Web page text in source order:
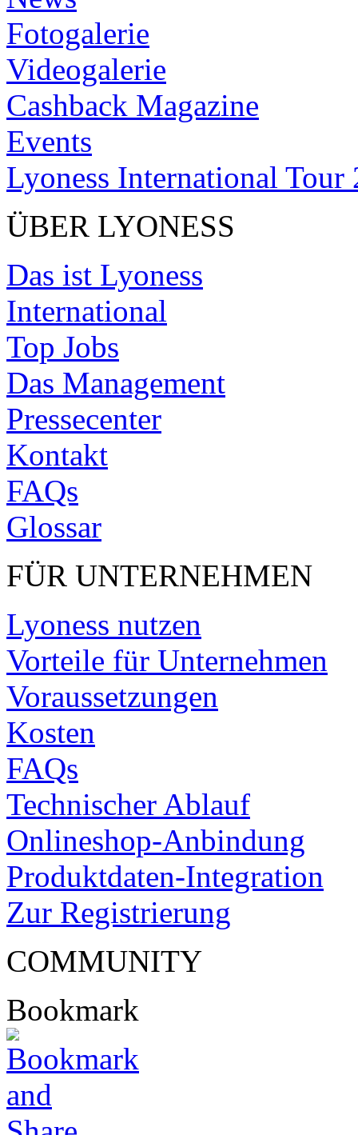
Fotogalerie
Videogalerie
Cashback Magazine
Events
Lyoness International Tour
ÜBER LYONESS
Das ist Lyoness
International
Top Jobs
Das Management
Pressecenter
Kontakt
FAQs
Glossar
FÜR UNTERNEHMEN
Lyoness nutzen
Vorteile für Unternehmen
Voraussetzungen
Kosten
FAQs
Technischer Ablauf
Onlineshop-Anbindung
Produktdaten-Integration
Zur Registrierung
COMMUNITY
Bookmark